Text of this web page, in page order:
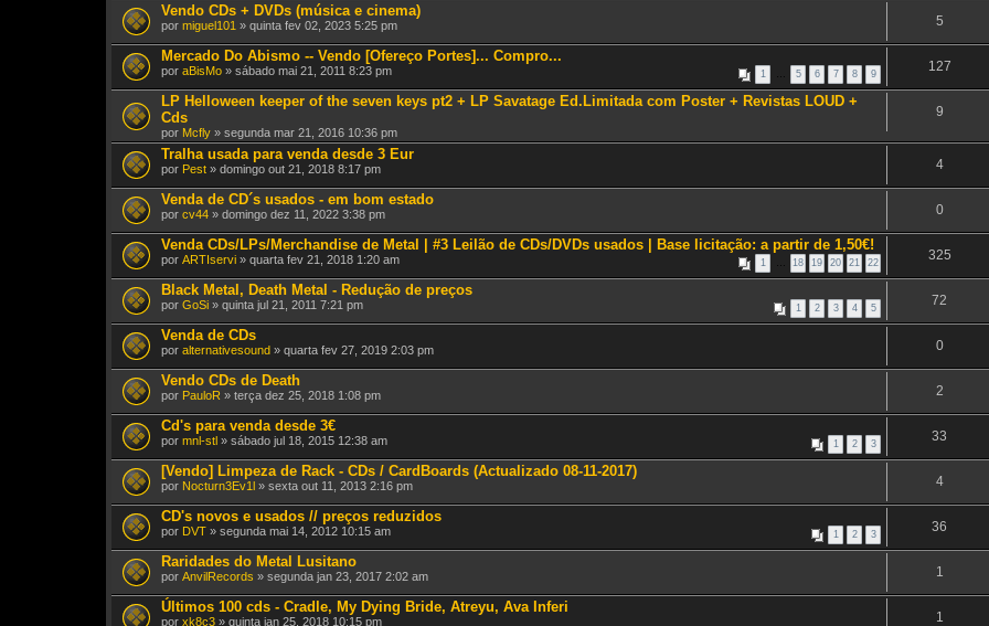
Vendo CDs + DVDs (música e cinema)
por miguel101 » quinta fev 02, 2023 5:25 pm 5
Mercado Do Abismo -- Vendo [Ofereço Portes]... Compro...
1 5 6 7 8 9
por aBisMo » sábado mai 21, 2011 8:23 pm 127
LP Helloween keeper of the seven keys pt2 + LP Savatage Ed.Limitada com Poster + Revistas LOUD +
Cds
por Mcfly » segunda mar 21, 2016 10:36 pm
9
Tralha usada para venda desde 3 Eur
por Pest » domingo out 21, 2018 8:17 pm 4
Venda de CD´s usados - em bom estado
por cv44 » domingo dez 11, 2022 3:38 pm 0
Venda CDs/LPs/Merchandise de Metal | #3 Leilão de CDs/DVDs usados | Base licitação: a partir de 1,50€!
1 18 19 20 21 22
por ARTIservi » quarta fev 21, 2018 1:20 am 325
Black Metal, Death Metal - Redução de preços
1 2 3 4 5
por GoSi » quinta jul 21, 2011 7:21 pm 72
Venda de CDs
por alternativesound » quarta fev 27, 2019 2:03 pm 0
Vendo CDs de Death
por PauloR » terça dez 25, 2018 1:08 pm 2
Cd's para venda desde 3€
1 2 3
por mnl-stl » sábado jul 18, 2015 12:38 am 33
[Vendo] Limpeza de Rack - CDs / CardBoards (Actualizado 08-11-2017)
por Nocturn3Ev1l » sexta out 11, 2013 2:16 pm 4
CD's novos e usados // preços reduzidos
1 2 3
por DVT » segunda mai 14, 2012 10:15 am 36
Raridades do Metal Lusitano
por AnvilRecords » segunda jan 23, 2017 2:02 am 1
Últimos 100 cds - Cradle, My Dying Bride, Atreyu, Ava Inferi
por xk8c3 » quinta jan 25, 2018 10:15 pm 1